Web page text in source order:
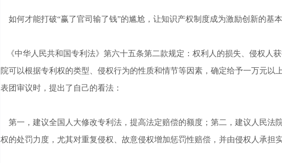
如何才能打破“赢了官司输了钱”的尴尬，让知识产权制度成为激励创新的基
《中华人民共和国专利法》第六十五条第二款规定：权利人的损失、侵权人
院可以根据专利权的类型、侵权行为的性质和情节等因素，确定给予一万元以
表团审议时，提出了自己的看法：
第一，建议全国人大修改专利法，提高法定赔偿的额度；第二，建议人民法
权的处罚力度，尤其对重复侵权、故意侵权增加惩罚性赔偿，并由侵权人承担